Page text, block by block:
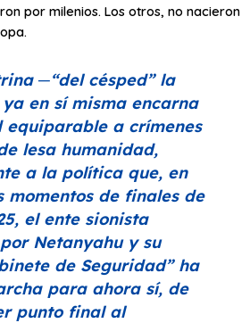
por milenios. Los otros, no nacieron
─“del césped”la
en sí misma encarna
a crímenes
lesa humanidad,
a la política que, en
momentos de finales de
el ente sionista
Netanyahu y su
de Seguridad”ha
para ahora sí, de
punto final al